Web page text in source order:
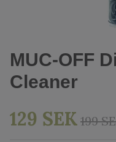
MUC-OFF
Cleaner
129 SEK 199